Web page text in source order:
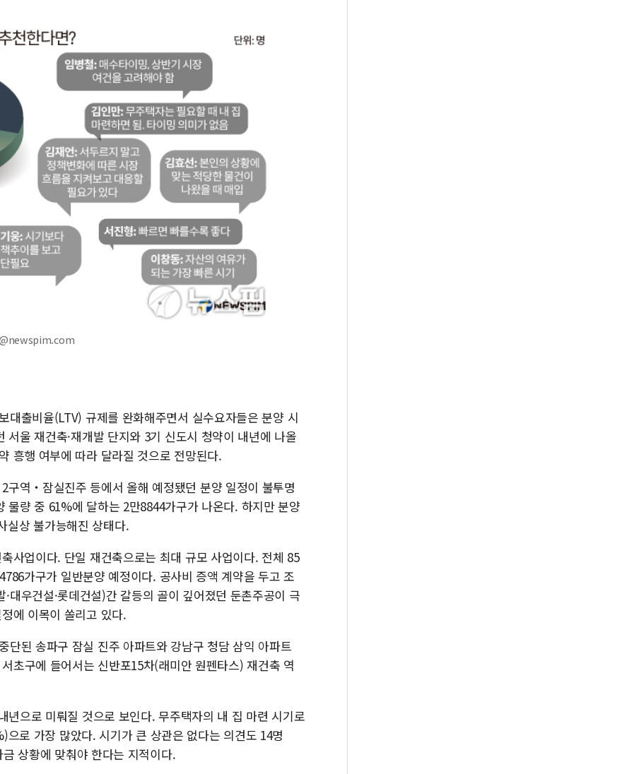
대출비율(LTV) 규제를 완화해주면서 실수요자들은 분양 시
울 재건축·재개발 단지와 3기 신도시 청약이 내년에 나올
흥행 여부에 따라 달라질 것으로 전망된다.
역‧잠실진주 등에서 올해 예정됐던 분양 일정이 불투명
물량 중 61%에 달하는 2만8844가구가 나온다. 하지만 분양
상 불가능해진 상태다.
사업이다. 단일 재건축으로는 최대 규모 사업이다. 전체 85
가구가 일반분양 예정이다. 공사비 증액 계약을 두고 조
대우건설·롯데건설)간 갈등의 골이 깊어졌던 둔촌주공이 극
에 이목이 쏠리고 있다.
단된 송파구 잠실 진주 아파트와 강남구 청담 삼익 아파트
초구에 들어서는 신반포15차(래미안 원펜타스) 재건축 역
년으로 미뤄질 것으로 보인다. 무주택자의 내 집 마련 시기로
로 가장 많았다. 시기가 큰 상관은 없다는 의견도 14명
상황에 맞춰야 한다는 지적이다.